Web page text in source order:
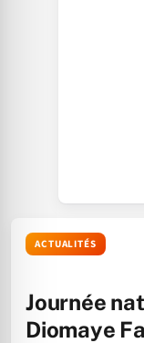
ACTUALITÉS
Journée
Diomaye